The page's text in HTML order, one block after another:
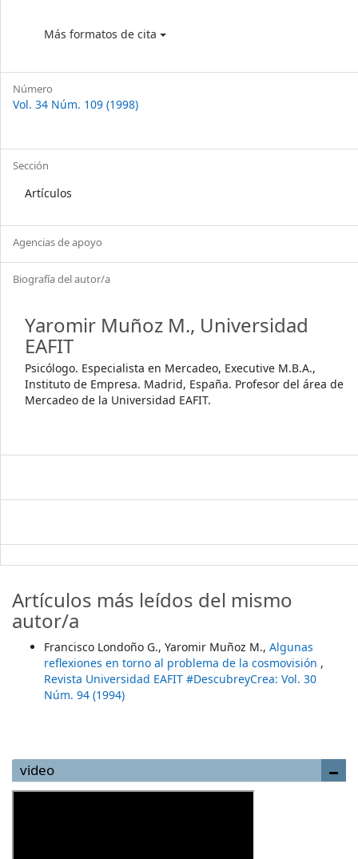
Más formatos de cita
Número
Vol. 34 Núm. 109 (1998)
Sección
Artículos
Agencias de apoyo
Biografía del autor/a
Yaromir Muñoz M., Universidad
EAFIT
Psicólogo. Especialista en Mercadeo, Executive M.B.A.,
Instituto de Empresa. Madrid, España. Profesor del área de
Mercadeo de la Universidad EAFIT.
Artículos más leídos del mismo
autor/a
Francisco Londoño G., Yaromir Muñoz M., Algunas
reflexiones en torno al problema de la cosmovisión ,
Revista Universidad EAFIT #DescubreyCrea: Vol. 30
Núm. 94 (1994)
video